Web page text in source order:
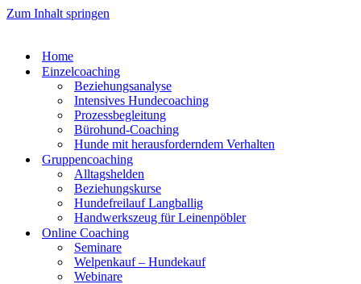
Zum Inhalt springen
Home
Einzelcoaching
Beziehungsanalyse
Intensives Hundecoaching
Prozessbegleitung
Bürohund-Coaching
Hunde mit herausforderndem Verhalten
Gruppencoaching
Alltagshelden
Beziehungskurse
Hundefreilauf Langballig
Handwerkszeug für Leinenpöbler
Online Coaching
Seminare
Welpenkauf – Hundekauf
Webinare